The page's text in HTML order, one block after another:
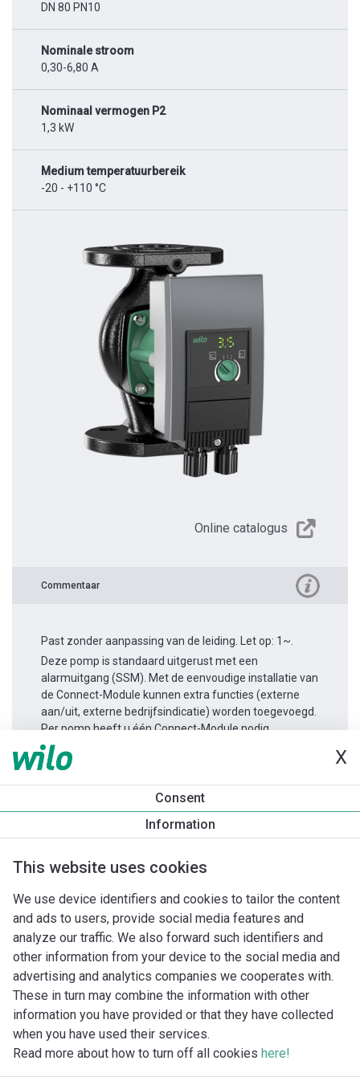
X
Consent
Information
This website uses cookies
We use device identifiers and cookies to tailor the content
and ads to users, provide social media features and
analyze our traffic. We also forward such identifiers and
other information from your device to the social media and
advertising and analytics companies we cooperates with.
These in turn may combine the information with other
information you have provided or that they have collected
when you have used their services.
Read more about how to turn off all cookies here!
DN 80 PN10
Nominale stroom
0,30-6,80 A
Nominaal vermogen P2
1,3 kW
Medium temperatuurbereik
-20 - +110 °C
Online catalogus
Commentaar
Past zonder aanpassing van de leiding. Let op: 1~.
Deze pomp is standaard uitgerust met een
alarmuitgang (SSM). Met de eenvoudige installatie van
de Connect-Module kunnen extra functies (externe
aan/uit, externe bedrijfsindicatie) worden toegevoegd.
Per pomp heeft u één Connect-Module nodig.
Productinformatie
Yonos MAXO 80/0,5-12 PN10
Imprint